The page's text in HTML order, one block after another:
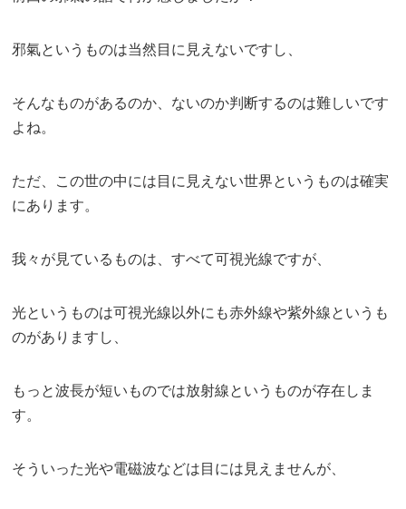
邪氣というものは当然目に見えないですし、
そんなものがあるのか、ないのか判断するのは難しいです
よね。
ただ、この世の中には目に見えない世界というものは確実
にあります。
我々が見ているものは、すべて可視光線ですが、
光というものは可視光線以外にも赤外線や紫外線というも
のがありますし、
もっと波長が短いものでは放射線というものが存在しま
す。
そういった光や電磁波などは目には見えませんが、